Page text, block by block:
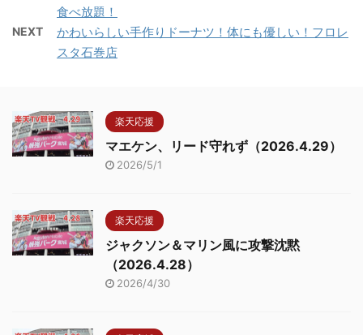
食べ放題！
NEXT
かわいらしい手作りドーナツ！体にも優しい！フロレ
スタ石巻店
楽天応援
マエケン、リード守れず（2026.4.29）
2026/5/1
楽天応援
ジャクソン＆マリン風に攻撃沈黙
（2026.4.28）
2026/4/30